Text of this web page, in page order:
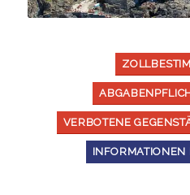
VERBOTENE
INFORMATIONEN